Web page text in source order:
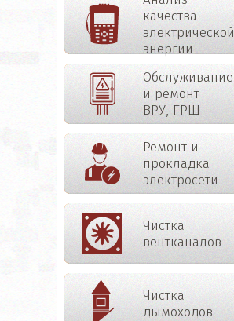
качества
электрической
энергии
Обслуживание
и ремонт
ВРУ, ГРЩ
Ремонт и
прокладка
электросети
Чистка
вентканалов
Чистка
дымоходов